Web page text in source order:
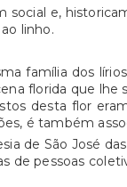
e,
linho.
família dos
florida que lhe
desta flor
é também
de São José
pessoas